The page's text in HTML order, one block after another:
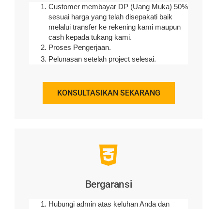
Customer membayar DP (Uang Muka) 50%
sesuai harga yang telah disepakati baik
melalui transfer ke rekening kami maupun
cash kepada tukang kami.
Proses Pengerjaan.
Pelunasan setelah project selesai.
KONSULTASIKAN SEKARANG
Bergaransi
Hubungi admin atas keluhan Anda dan